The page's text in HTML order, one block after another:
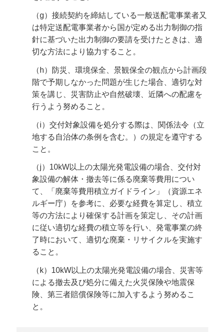
（g）接続契約を締結している一般送配電事業者又
は特定送配電事業者から国が定める出力制御の指
針に基づいた出力制御の要請を受けたときは、適
切な方法により協力すること。
（h）防災、環境保全、景観保全の観点から計画段
階で予期しなかった問題が生じた場合、適切な対
策を講じ、災害防止や自然破壊、近隣への配慮を
行うよう努めること。
（i）交付対象設備を処分する際は、関係法令（立
地する自治体の条例を含む。）の規定を遵守する
こと。
（j）10kW以上の太陽光発電設備の場合、交付対
象設備の解体・撤去等に係る廃棄等費用につい
て、「廃棄等費用積立ガイドライン」（資源エネ
ルギー庁）を参考に、必要な経費を算定し、積立
等の方法により確保する計画を策定し、その計画
に従い適切な経費の積立等を行い、発電事業の終
了時において、適切な廃棄・リサイクルを実施す
ること。
（k）10kW以上の太陽光発電設備の場合、災害等
による撤去及び処分に備えた火災保険や地震保
険、第三者賠償保険等に加入するよう努めるこ
と。